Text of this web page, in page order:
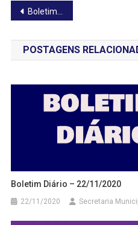
Navegação
de
Post
Boletim Diário – 12/11/2020
POSTAGENS
Boletim Diário – 22/11/2020
22/11/2020 Secretaria